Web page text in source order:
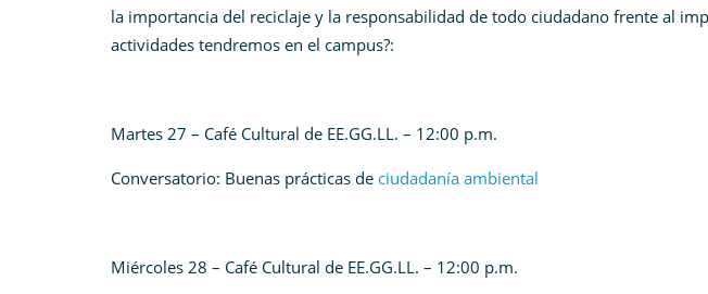
la importancia del reciclaje y la responsabilidad de todo ciudadano frente al
actividades tendremos en el campus?:
Martes 27 – Café Cultural de EE.GG.LL. – 12:00 p.m.
Conversatorio: Buenas prácticas de ciudadanía ambiental
Miércoles 28 – Café Cultural de EE.GG.LL. – 12:00 p.m.